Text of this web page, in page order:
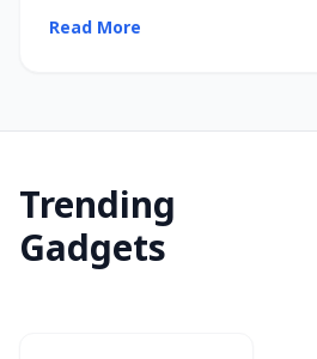
Read More
Trending
Gadgets